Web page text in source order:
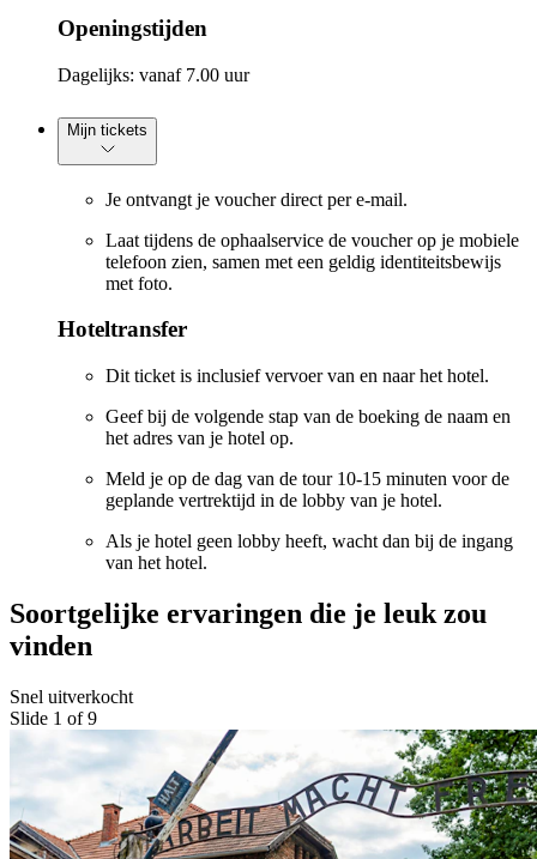
Openingstijden
Dagelijks: vanaf 7.00 uur
Mijn tickets
Je ontvangt je voucher direct per e-mail.
Laat tijdens de ophaalservice de voucher op je mobiele
telefoon zien, samen met een geldig identiteitsbewijs
met foto.
Hoteltransfer
Dit ticket is inclusief vervoer van en naar het hotel.
Geef bij de volgende stap van de boeking de naam en
het adres van je hotel op.
Meld je op de dag van de tour 10-15 minuten voor de
geplande vertrektijd in de lobby van je hotel.
Als je hotel geen lobby heeft, wacht dan bij de ingang
van het hotel.
Soortgelijke ervaringen die je leuk zou
vinden
Snel uitverkocht
Slide 1 of 9